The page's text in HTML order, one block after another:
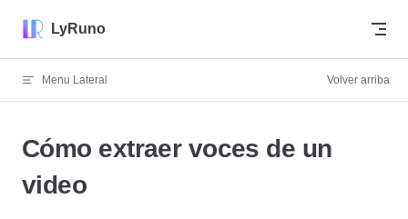
Skip to content
LyRuno
Menu Lateral Volver arriba
Cómo extraer voces de un
video